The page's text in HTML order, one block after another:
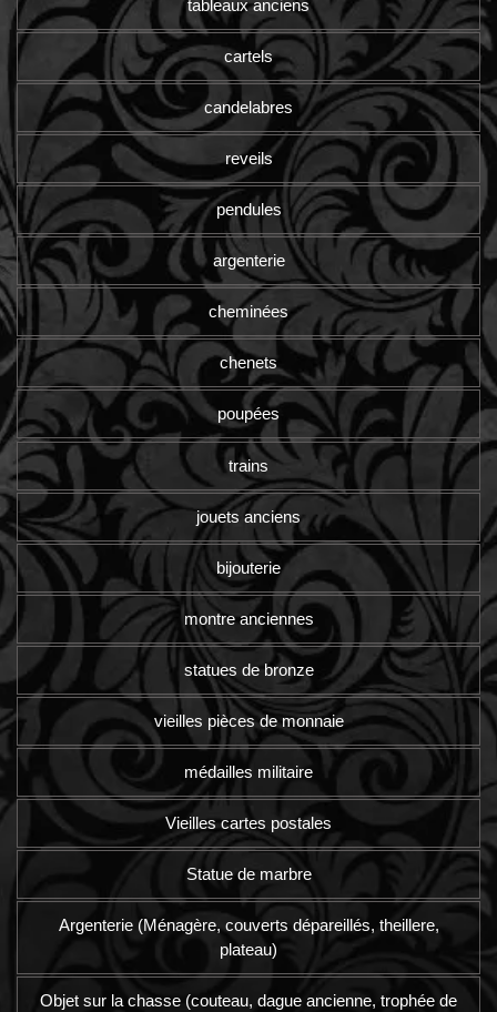
tableaux anciens
cartels
candelabres
reveils
pendules
argenterie
cheminées
chenets
poupées
trains
jouets anciens
bijouterie
montre anciennes
statues de bronze
vieilles pièces de monnaie
médailles militaire
Vieilles cartes postales
Statue de marbre
Argenterie (Ménagère, couverts dépareillés, theillere,
plateau)
Objet sur la chasse (couteau, dague ancienne, trophée de